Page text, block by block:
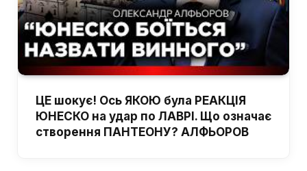
ЦЕ шокує! Ось ЯКОЮ була РЕАКЦІЯ
ЮНЕСКО на удар по ЛАВРІ. Що означає
створення ПАНТЕОНУ? АЛФЬОРОВ